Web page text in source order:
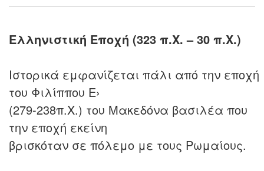
Ελληνιστική Εποχή (323 π.Χ. – 30 π.Χ.)
Ιστορικά εμφανίζεται πάλι από την εποχή
του Φιλίππου Ε›
(279-238π.Χ.) του Μακεδόνα βασιλέα που
την εποχή εκείνη
βρισκόταν σε πόλεμο με τους Ρωμαίους.